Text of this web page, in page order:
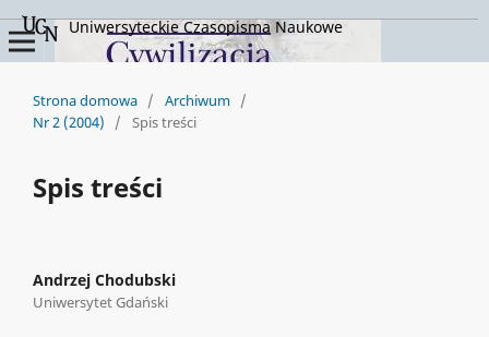
Uniwersyteckie Czasopisma Naukowe
Strona domowa / Archiwum /
Nr 2 (2004)
/ Spis treści
Spis treści
Andrzej Chodubski
Uniwersytet Gdański